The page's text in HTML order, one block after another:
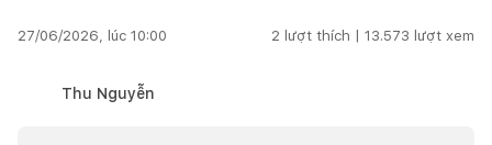
27/06/2026, lúc 10:00 2 lượt thích | 13.573 lượt xem
Thu Nguyễn